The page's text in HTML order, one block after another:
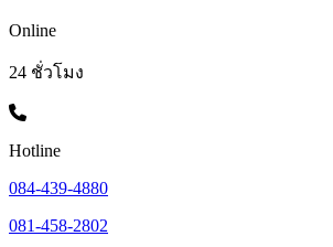
Online
24 ชั่วโมง
Hotline
084-439-4880
081-458-2802